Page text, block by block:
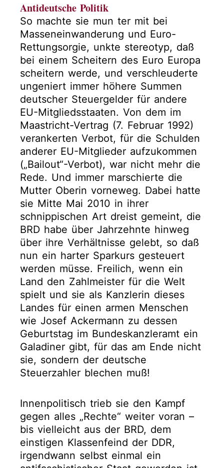
Antideutsche Politik
So machte sie mun ter mit bei
Masseneinwanderung und Euro-
Rettungsorgie, unkte stereotyp, daß
bei einem Scheitern des Euro Europa
scheitern werde, und verschleuderte
ungeniert immer höhere Summen
deutscher Steuergelder für andere
EU-Mitgliedsstaaten. Von dem im
Maastricht-Vertrag (7. Februar 1992)
verankerten Verbot, für die Schulden
anderer EU-Mitglieder aufzukommen
(„Bailout“-Verbot), war nicht mehr die
Rede. Und immer marschierte die
Mutter Oberin vorneweg. Dabei hatte
sie Mitte Mai 2010 in ihrer
schnippischen Art dreist gemeint, die
BRD habe über Jahrzehnte hinweg
über ihre Verhältnisse gelebt, so daß
nun ein harter Sparkurs gesteuert
werden müsse. Freilich, wenn ein
Land den Zahlmeister für die Welt
spielt und sie als Kanzlerin dieses
Landes für einen armen Menschen
wie Josef Ackermann zu dessen
Geburtstag im Bundeskanzleramt ein
Galadiner gibt, für das am Ende nicht
sie, sondern der deutsche
Steuerzahler blechen muß!
Innenpolitisch trieb sie den Kampf
gegen alles „Rechte“ weiter voran –
bis vielleicht aus der BRD, dem
einstigen Klassenfeind der DDR,
irgendwann selbst einmal ein